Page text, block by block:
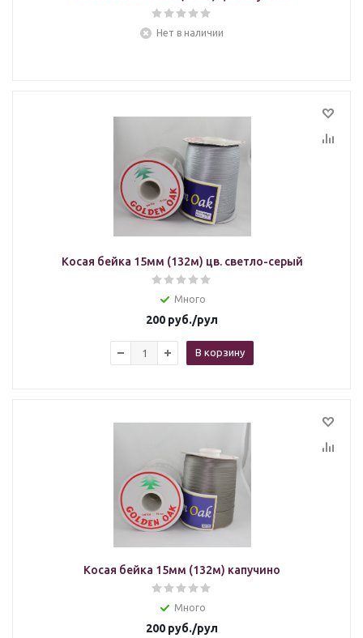
Нет в наличии
Косая бейка 15мм (132м) цв. светло-серый
Много
200 руб./рул
В корзину
Косая бейка 15мм (132м) капучино
Много
200 руб./рул